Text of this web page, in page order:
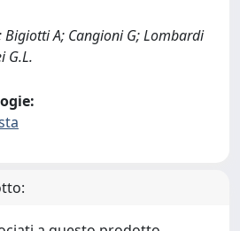
Bigiotti A; Cangioni G; Lombardi
G.L.